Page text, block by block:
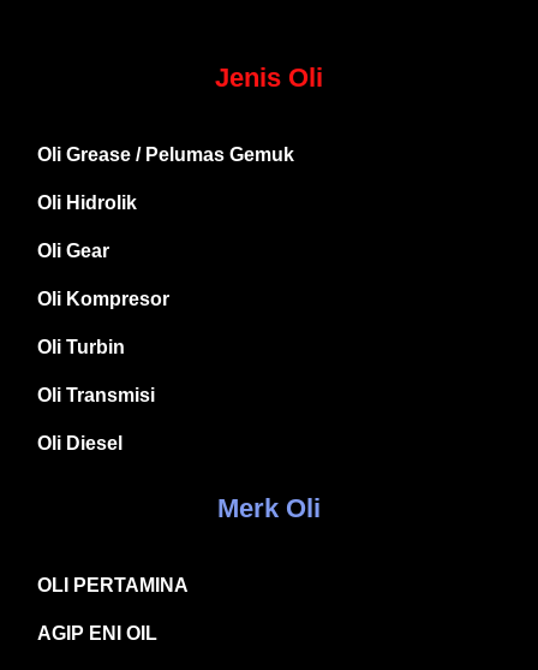
Jenis Oli
Oli Grease / Pelumas Gemuk
Oli Hidrolik
Oli Gear
Oli Kompresor
Oli Turbin
Oli Transmisi
Oli Diesel
Merk Oli
OLI PERTAMINA
AGIP ENI OIL